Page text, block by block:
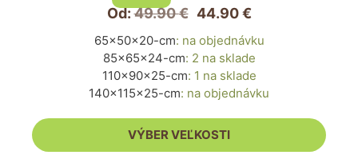
Od:49.90€ 44.90€
65x50x20-cm: na objednávku
85x65x24-cm: 2 na sklade
110x90x25-cm: 1 na sklade
140x115x25-cm: na objednávku
VÝBER VEĽKOSTI
stránke